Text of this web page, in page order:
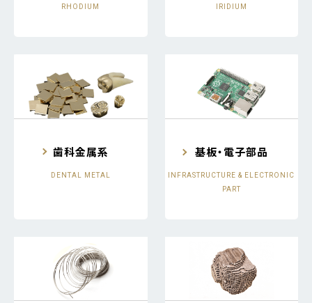
RHODIUM IRIDIUM
歯科金属系
DENTAL METAL
基板・電子部品
INFRASTRUCTURE & ELECTRONIC
PART